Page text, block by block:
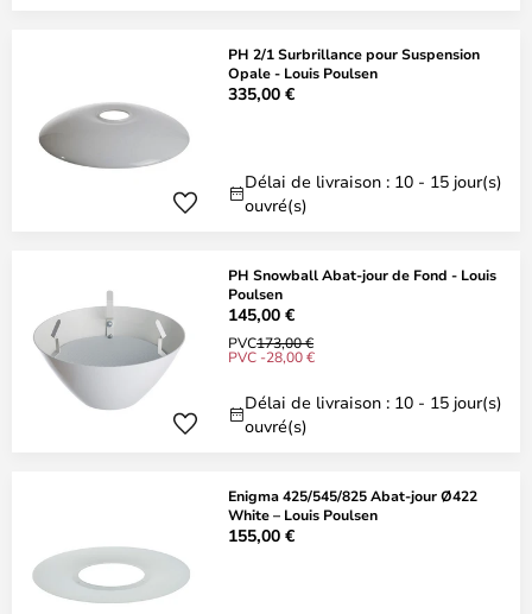
PH 2/1 Surbrillance pour Suspension
Opale - Louis Poulsen
335,00 €
Délai de livraison : 10 - 15 jour(s)
ouvré(s)
PH Snowball Abat-jour de Fond - Louis
Poulsen
145,00 €
PVC173,00 €
PVC -28,00 €
Délai de livraison : 10 - 15 jour(s)
ouvré(s)
Enigma 425/545/825 Abat-jour Ø422
White – Louis Poulsen
155,00 €